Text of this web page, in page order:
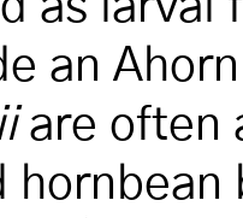
an
are often